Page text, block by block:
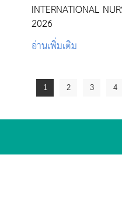
INTERNATIONAL
2026
อ่านเพิ่มเติม
1 2 3 4